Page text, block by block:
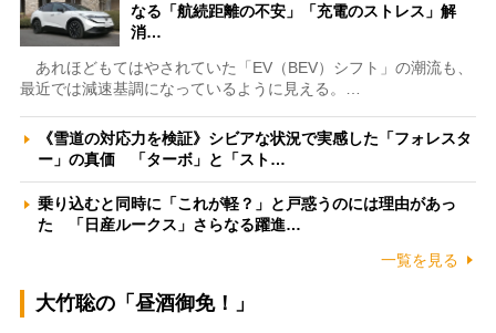
なる「航続距離の不安」「充電のストレス」解
消…
あれほどもてはやされていた「EV（BEV）シフト」の潮流も、
最近では減速基調になっているように見える。…
《雪道の対応力を検証》シビアな状況で実感した「フォレスタ
ー」の真価 「ターボ」と「スト…
乗り込むと同時に「これが軽？」と戸惑うのには理由があっ
た 「日産ルークス」さらなる躍進…
一覧を見る
大竹聡の「昼酒御免！」